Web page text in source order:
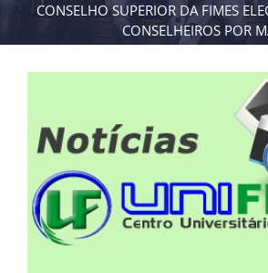
CONSELHO SUPERIOR DA FIMES
CONSELHEIROS POR